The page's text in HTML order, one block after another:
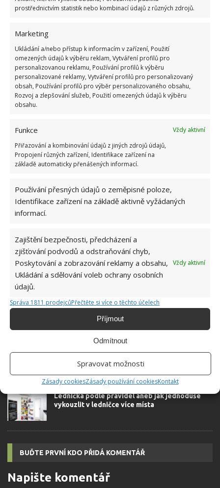
prostřednictvím statistik nebo kombinací údajů z různých zdrojů.
Marketing
Ukládání a/nebo přístup k informacím v zařízení, Použití
omezených údajů k výběru reklam, Vytváření profilů pro
personalizovanou reklamu, Používání profilů k výběru
personalizované reklamy, Vytváření profilů pro personalizovaný
obsah, Používání profilů pro výběr personalizovaného obsahu,
Rozvoj a zlepšování služeb, Použití omezených údajů k výběru
obsahu.
Funkce
Vždy aktivní
Přiřazování a kombinování údajů z jiných zdrojů údajů,
Propojení různých zařízení, Identifikace zařízení na
základě automaticky přenášených informací.
Používání přesných údajů o zeměpisné poloze,
Identifikace zařízení na základě aktivně vyžádaných
informací.
Zajištění bezpečnosti, předcházení a
zjišťování podvodů a odstraňování chyb,
Poskytování a zobrazování reklamy a obsahu,
Ukládání a sdělování voleb ochrany osobních
údajů.
Vždy aktivní
Správa 1811 prodejcůPřečtěte si více o těchto účelech
Příjmout
Odmítnout
Spravovat možnosti
Zásady cookiesZásady používání cookiesKontakt
CHLÉB PEČIVO POTRAVINY SKLADOVÁNÍ
Přidejte svůj názor
Hana Musilová
Do redakce Bydlimeutulne.cz se
rozhodla zůstat. Její v...[Více o
autorovi]
SOUVISEJÍCÍ ČLÁNKY
cibuli. Čerstvá a voňavá vydrží celé měsíce
Nečekaně snadný způsob skladování potravin,
který výrazně prodlužuje jejich trvanlivost
Lednička podle pravidel aneb jak jednoduše
vykouzlit v ledničce více místa
BUĎTE PRVNÍ KDO PŘIDÁ KOMENTÁŘ
Napište komentář